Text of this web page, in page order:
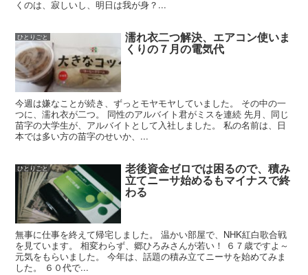
くのは、寂しいし、明日は我が身？...
ひとりごと 濡れ衣二つ解決、エアコン使いま
くりの７月の電気代
今週は嫌なことが続き、ずっとモヤモヤしていました。 その中の一
つに、濡れ衣が二つ。 同性のアルバイト君がミスを連続 先月、同じ
苗字の大学生が、アルバイトとして入社しました。 私の名前は、日
本では多い方の苗字のせいか、...
ひとりごと 老後資金ゼロでは困るので、積み
立てニーサ始めるもマイナスで終
わる
無事に仕事を終えて帰宅しました。 温かい部屋で、NHK紅白歌合戦
を見ています。 相変わらず、郷ひろみさんが若い！ ６７歳ですよ～
元気をもらいました。 今年は、話題の積み立てニーサを始めてみま
した。 ６０代で...